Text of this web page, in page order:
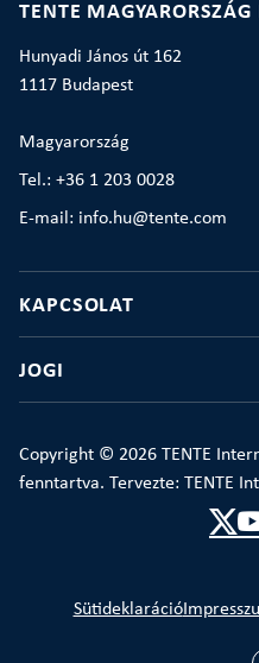
TENTE MAGYARORSZÁG
Hunyadi János út 162
1117 Budapest
Magyarország
Tel.: +36 1 203 0028
E-mail: info.hu@tente.com
KAPCSOLAT
JOGI
Copyright © 2026 TENTE
fenntartva. Tervezte: TENTE
Sütideklaráció